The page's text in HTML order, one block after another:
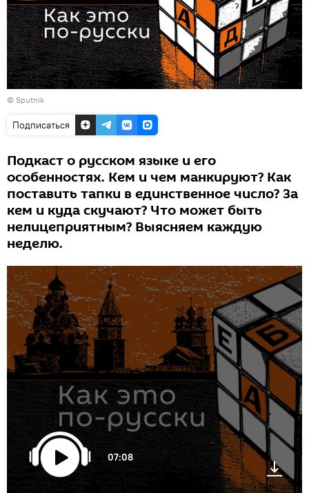
© Sputnik
Подписаться
Подкаст о русском языке и его
особенностях. Кем и чем манкируют? Как
поставить тапки в единственное число? За
кем и куда скучают? Что может быть
нелицеприятным? Выясняем каждую
неделю.
07:08